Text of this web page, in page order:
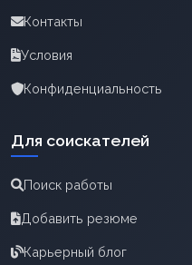
Контакты
Условия
Конфиденциальность
Для соискателей
Поиск работы
Добавить резюме
Карьерный блог